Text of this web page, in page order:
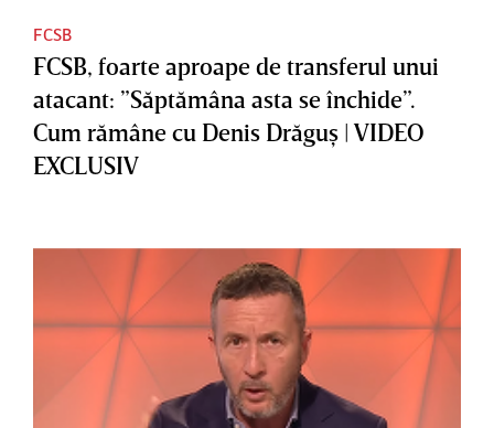
FCSB
FCSB, foarte aproape de transferul unui
atacant: ”Săptămâna asta se închide”.
Cum rămâne cu Denis Drăguş | VIDEO
EXCLUSIV